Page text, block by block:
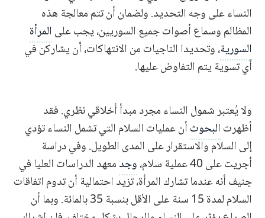
النساء على وجه التحديد. ولضمان أن تتم معالجة هذه
المظالم وسماع أصوات جميع السوريين، يجب علىالمرأة
السورية، وتحديدا الناجيات من الانتهاكات، أن يشاركن في
أي تسوية يتم التفاوض عليها.
ولا يُعتبر شمول النساء مجرد مبدأ أخلاقي نظري. فقد
أظهرتالبحوثأن عمليات السلام التي تشمل النساء تؤدي
إلى السلام والاستقرار على المدى الطويل. وفي دراسة
أجريت على 40 عملية سلام،
وجدمعهد الدراسات العليا في
جنيف أنه عندما تشارك المرأة، تزيد احتمالية أن تدوم اتفاقات
السلام لمدة 15 سنة على الأقل بنسبة 35 بالمائة. وبما أن